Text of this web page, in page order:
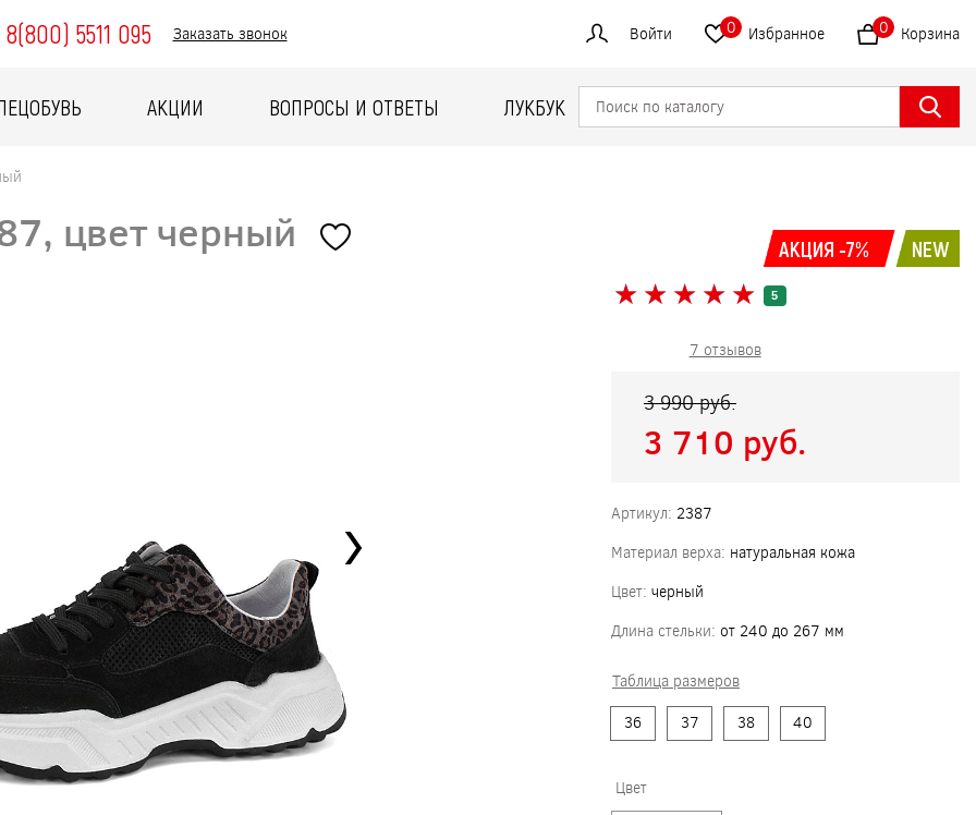
8(800) 5511 095 Заказать звонок Войти Избранное
0 Корзина
0
АКЦИИ ВОПРОСЫ И ОТВЕТЫ ЛУКБУК
цвет черный АКЦИЯ -7% NEW
★ ★ ★ ★ ★
★ ★ ★ ★ ★ 5
7 отзывов
3 990 pуб.
3 710 pуб.
Артикул: 2387
Материал верха: натуральная кожа
Цвет: черный
Длина стельки: от 240 до 267 мм
Таблица размеров
36
37 38 40
Цвет